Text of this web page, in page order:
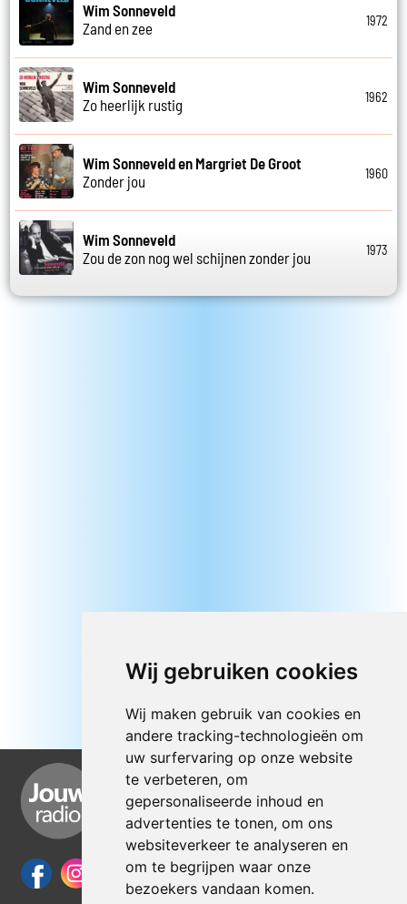
Wij gebruiken cookies
Wij maken gebruik van cookies en
andere tracking-technologieën om
uw surfervaring op onze website
te verbeteren, om
gepersonaliseerde inhoud en
advertenties te tonen, om ons
websiteverkeer te analyseren en
om te begrijpen waar onze
bezoekers vandaan komen.
Wim Sonneveld
Zand en zee
1972
Wim Sonneveld
Zo heerlijk rustig
1962
Wim Sonneveld en Margriet De Groot
Zonder jou
1960
Wim Sonneveld
Zou de zon nog wel schijnen zonder jou
1973